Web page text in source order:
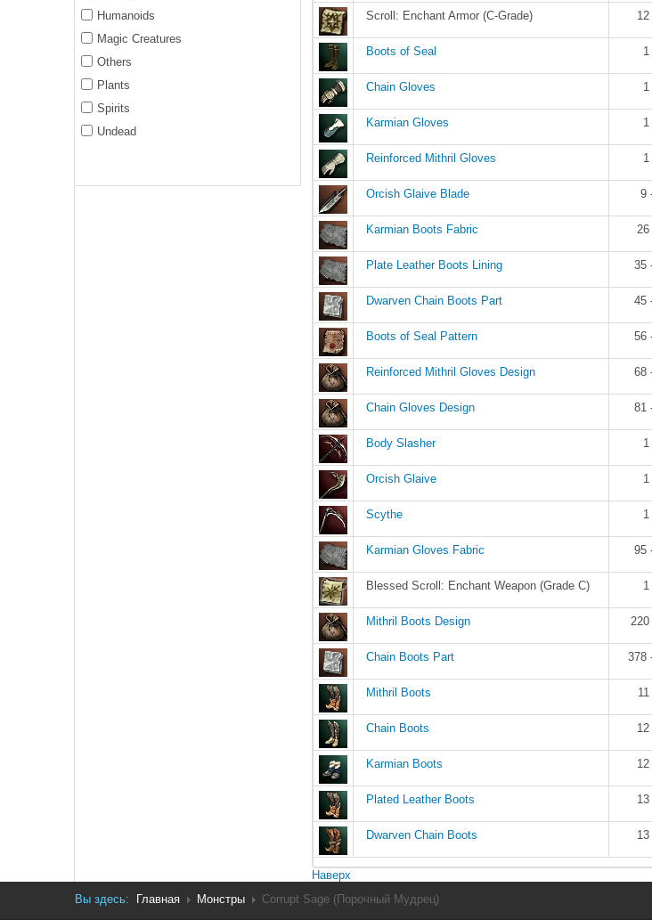
Scroll: Enchant Armor (C-Grade)
Boots of Seal
Chain Gloves
Karmian Gloves
Reinforced Mithril Gloves
Orcish Glaive Blade 9
Karmian Boots Fabric 26
Plate Leather Boots Lining 35
Dwarven Chain Boots Part 45
Boots of Seal Pattern 56
Reinforced Mithril Gloves Design 68
Chain Gloves Design 81
Body Slasher
Orcish Glaive
Scythe
Karmian Gloves Fabric 95
Blessed Scroll: Enchant Weapon (Grade C)
Mithril Boots Design 220
Chain Boots Part 378
Mithril Boots
Chain Boots
Karmian Boots
Plated Leather Boots
Dwarven Chain Boots
Наверх
Humanoids
Magic Creatures
Others
Plants
Spirits
Undead
Вы здесь: Главная Монстры Corrupt Sage (Порочный Мудрец)